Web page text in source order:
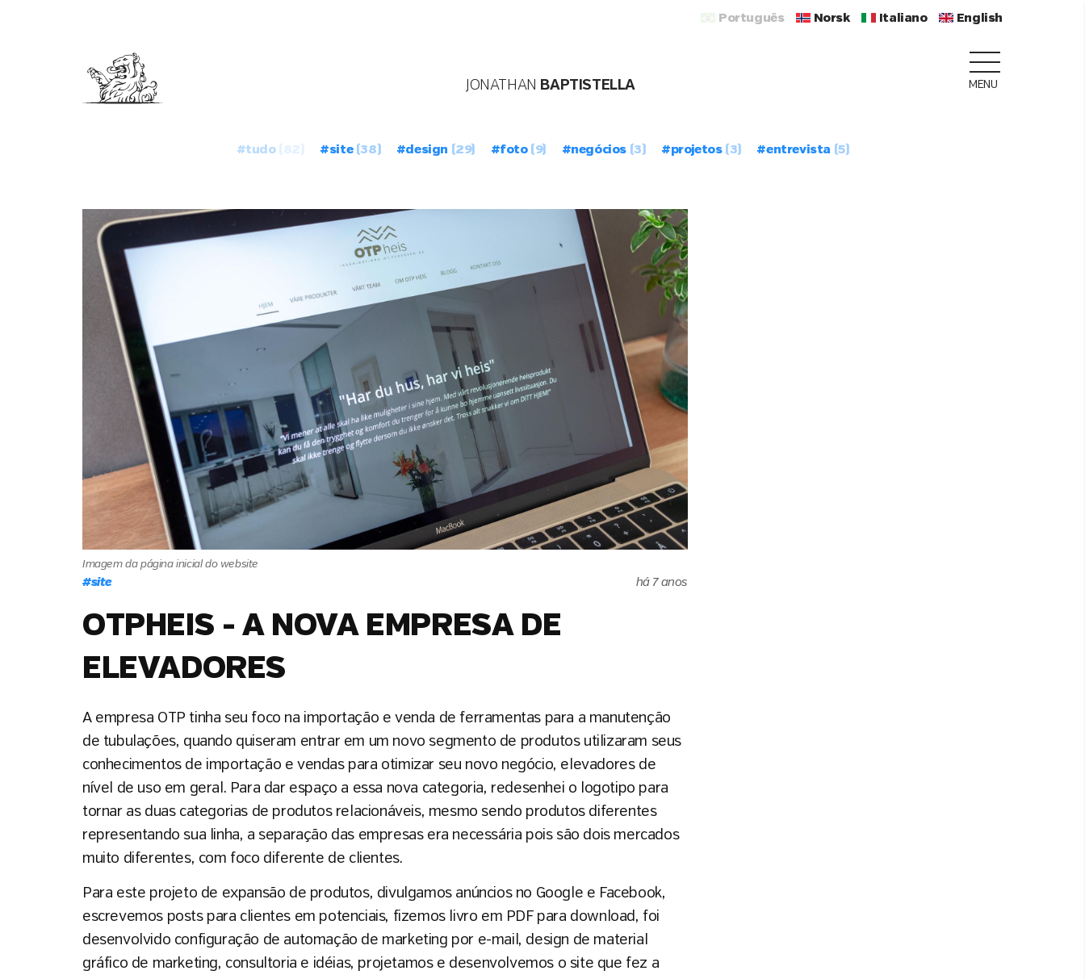
Português Norsk Italiano English
JONATHAN BAPTISTELLA MENU
#tudo(82) #site(38) #design (29) #foto(9) #negócios (3) #projetos(3) #entrevista (5)
Imagem da página inicial do website
há 7 anos
#site
OTPHEIS - A NOVA EMPRESA DE
ELEVADORES
A empresa OTP tinha seu foco na importação e venda de ferramentas para a manutenção
de tubulações, quando quiseram entrar em um novo segmento de produtos utilizaram seus
conhecimentos de importação e vendas para otimizar seu novo negócio, elevadores de
nível de uso em geral. Para dar espaço a essa nova categoria, redesenhei o logotipo para
tornar as duas categorias de produtos relacionáveis, mesmo sendo produtos diferentes
representando sua linha, a separação das empresas era necessária pois são dois mercados
muito diferentes, com foco diferente de clientes.
Para este projeto de expansão de produtos, divulgamos anúncios no Google e Facebook,
escrevemos posts para clientes em potenciais, fizemos livro em PDF para download, foi
desenvolvido configuração de automação de marketing por e-mail, design de material
gráfico de marketing, consultoria e idéias, projetamos e desenvolvemos o site que fez a